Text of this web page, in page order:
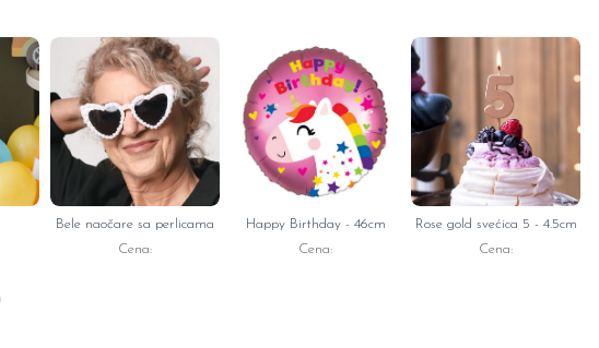
Bele naočare sa perlicama
Cena:
Happy Birthday - 46cm
Cena:
Rose gold svećica 5 - 4.5cm
Cena: